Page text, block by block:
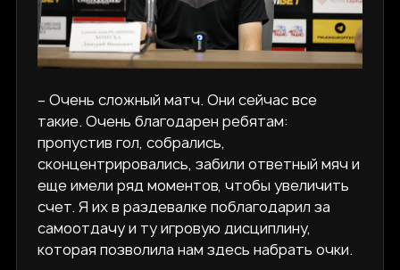
– Очень сложный матч. Они сейчас все
такие. Очень благодарен ребятам:
пропустив гол, собрались,
сконцентрировались, забили ответный мяч и
еще имели ряд моментов, чтобы увеличить
счет. Я их в раздевалке поблагодарил за
самоотдачу и ту игровую дисциплину,
которая позволила нам здесь набрать очки.